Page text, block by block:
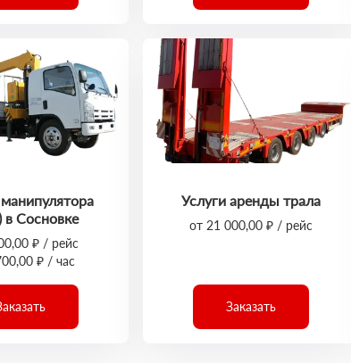
Сосновке
₽ / рейс
₽ / час
Услуги аренды трала
от 21 000,00 ₽ / рейс
Заказать